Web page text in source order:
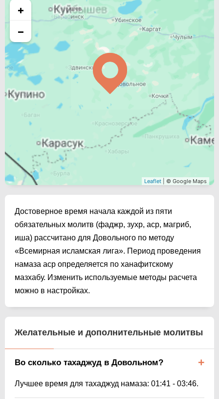
+
−
Leaflet | © Google Maps
Достоверное время начала каждой из пяти
обязательных молитв (фаджр, зухр, аср, магриб,
иша) рассчитано для Довольного по методу
«Всемирная исламская лига». Период проведения
намаза аср определяется по ханафитскому
мазхабу. Изменить используемые методы расчета
можно в настройках.
Желательные и дополнительные молитвы
Во сколько тахаджуд в Довольном?
Лучшее время для тахаджуд намаза: 01:41 - 03:46.